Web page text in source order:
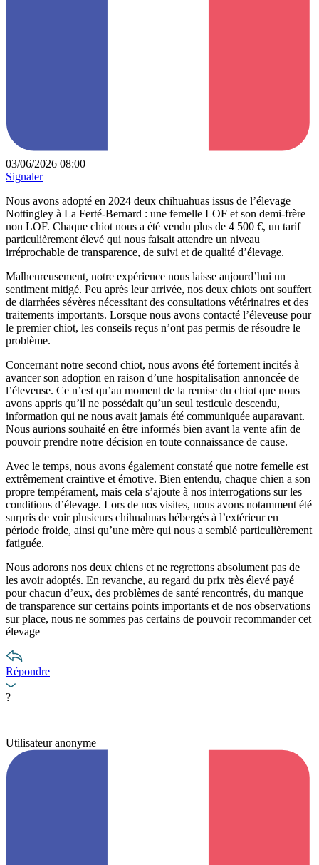
03/06/2026 08:00
Signaler
Nous avons adopté en 2024 deux chihuahuas issus de l’élevage
Nottingley à La Ferté-Bernard : une femelle LOF et son demi-frère
non LOF. Chaque chiot nous a été vendu plus de 4 500 €, un tarif
particulièrement élevé qui nous faisait attendre un niveau
irréprochable de transparence, de suivi et de qualité d’élevage.
Malheureusement, notre expérience nous laisse aujourd’hui un
sentiment mitigé. Peu après leur arrivée, nos deux chiots ont souffert
de diarrhées sévères nécessitant des consultations vétérinaires et des
traitements importants. Lorsque nous avons contacté l’éleveuse pour
le premier chiot, les conseils reçus n’ont pas permis de résoudre le
problème.
Concernant notre second chiot, nous avons été fortement incités à
avancer son adoption en raison d’une hospitalisation annoncée de
l’éleveuse. Ce n’est qu’au moment de la remise du chiot que nous
avons appris qu’il ne possédait qu’un seul testicule descendu,
information qui ne nous avait jamais été communiquée auparavant.
Nous aurions souhaité en être informés bien avant la vente afin de
pouvoir prendre notre décision en toute connaissance de cause.
Avec le temps, nous avons également constaté que notre femelle est
extrêmement craintive et émotive. Bien entendu, chaque chien a son
propre tempérament, mais cela s’ajoute à nos interrogations sur les
conditions d’élevage. Lors de nos visites, nous avons notamment été
surpris de voir plusieurs chihuahuas hébergés à l’extérieur en
période froide, ainsi qu’une mère qui nous a semblé particulièrement
fatiguée.
Nous adorons nos deux chiens et ne regrettons absolument pas de
les avoir adoptés. En revanche, au regard du prix très élevé payé
pour chacun d’eux, des problèmes de santé rencontrés, du manque
de transparence sur certains points importants et de nos observations
sur place, nous ne sommes pas certains de pouvoir recommander cet
élevage
Répondre
?
Utilisateur anonyme